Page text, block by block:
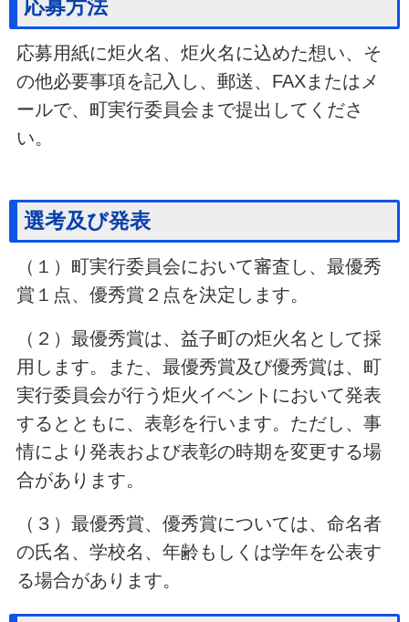
応募方法
応募用紙に炬火名、炬火名に込めた想い、そ
の他必要事項を記入し、郵送、FAXまたはメ
ールで、町実行委員会まで提出してくださ
い。
選考及び発表
（１）町実行委員会において審査し、最優秀
賞１点、優秀賞２点を決定します。
（２）最優秀賞は、益子町の炬火名として採
用します。また、最優秀賞及び優秀賞は、町
実行委員会が行う炬火イベントにおいて発表
するとともに、表彰を行います。ただし、事
情により発表および表彰の時期を変更する場
合があります。
（３）最優秀賞、優秀賞については、命名者
の氏名、学校名、年齢もしくは学年を公表す
る場合があります。